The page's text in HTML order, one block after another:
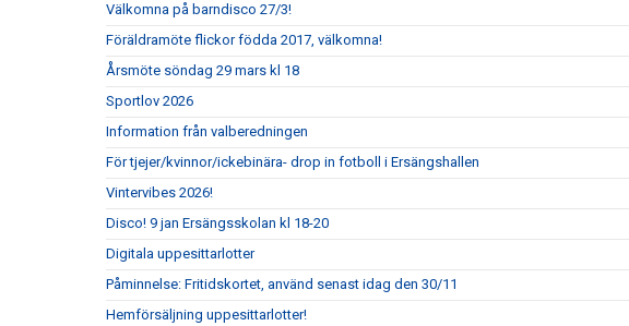
Välkomna på barndisco 27/3!
Föräldramöte flickor födda 2017, välkomna!
Årsmöte söndag 29 mars kl 18
Sportlov 2026
Information från valberedningen
För tjejer/kvinnor/ickebinära- drop in fotboll i Ersängshallen
Vintervibes 2026!
Disco! 9 jan Ersängsskolan kl 18-20
Digitala uppesittarlotter
Påminnelse: Fritidskortet, använd senast idag den 30/11
Hemförsäljning uppesittarlotter!